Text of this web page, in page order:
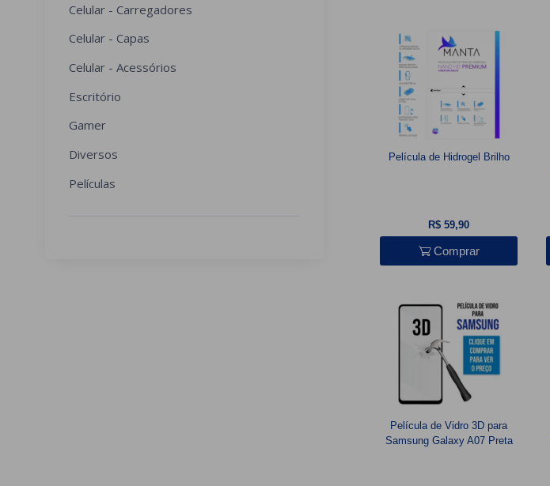
Celular - Carregadores
Celular - Capas
Celular - Acessórios
Escritório
Gamer
Diversos
Películas
Película de Hidrogel Brilho
R$ 59,90
Comprar
Película de Vidro 3D para
Samsung Galaxy A07 Preta